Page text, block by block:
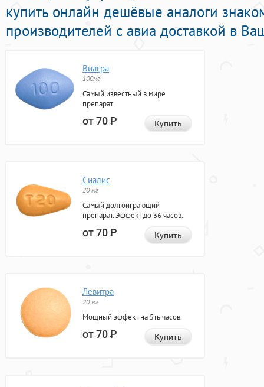
купить онлайн дешёвые аналоги
производителей с авиа доставкой в
Виагра
100мг
Самый известный в мире
препарат
от 70Р Купить
Сиалис
20 мг
Самый долгоиграющий
препарат. Эффект до 36 часов.
от 70Р Купить
Левитра
20 мг
Мощный эффект на 5ть часов.
от 70Р Купить